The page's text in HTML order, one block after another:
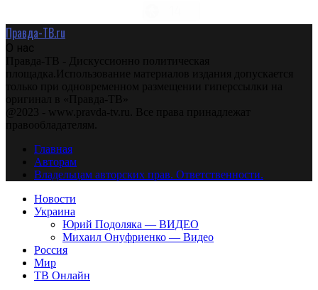
Правда-ТВ.ru
О нас
Правда-ТВ - Дискуссионно политическая
площадка.Использование материалов издания допускается
только при одновременном размещении гиперссылки на
оригинал в «Правда-ТВ»
@2023 - www.pravda-tv.ru. Все права принадлежат
правообладателям.
Главная
Авторам
Владельцам авторских прав. Ответственности.
Новости
Украина
Юрий Подоляка — ВИДЕО
Михаил Онуфриенко — Видео
Россия
Мир
ТВ Онлайн